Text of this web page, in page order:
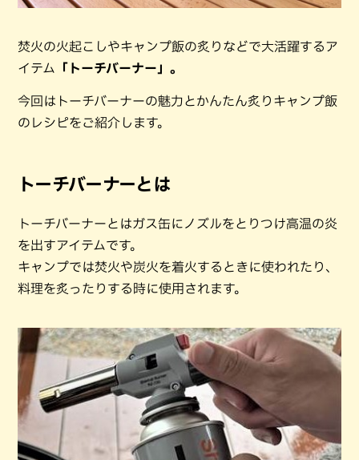
焚火の火起こしやキャンプ飯の炙りなどで大活躍するア
イテム
「トーチバーナー」。
今回はトーチバーナーの魅力とかんたん炙りキャンプ飯
のレシピをご紹介します。
トーチバーナーとは
トーチバーナーとはガス缶にノズルをとりつけ高温の炎
を出すアイテムです。
キャンプでは焚火や炭火を着火するときに使われたり、
料理を炙ったりする時に使用されます。